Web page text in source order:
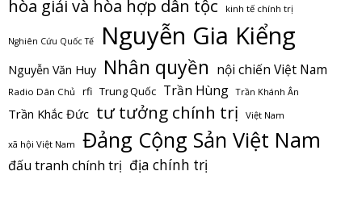
hòa giải và hòa hợp dân tộc kinh tế chính trị
Nghiên Cứu Quốc Tế Nguyễn Gia Kiểng
Nguyễn Văn Huy Nhân quyền nội chiến Việt Nam
Radio Dân Chủ rfi Trung Quốc Trần Hùng Trần Khánh Ân
Trần Khắc Đức tư tưởng chính trị Việt Nam
xã hội Việt Nam Đảng Cộng Sản Việt Nam
đấu tranh chính trị địa chính trị